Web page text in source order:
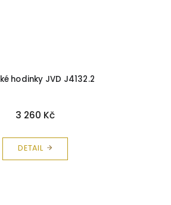
hodinky JVD J4132.2
3 260 Kč
DETAIL